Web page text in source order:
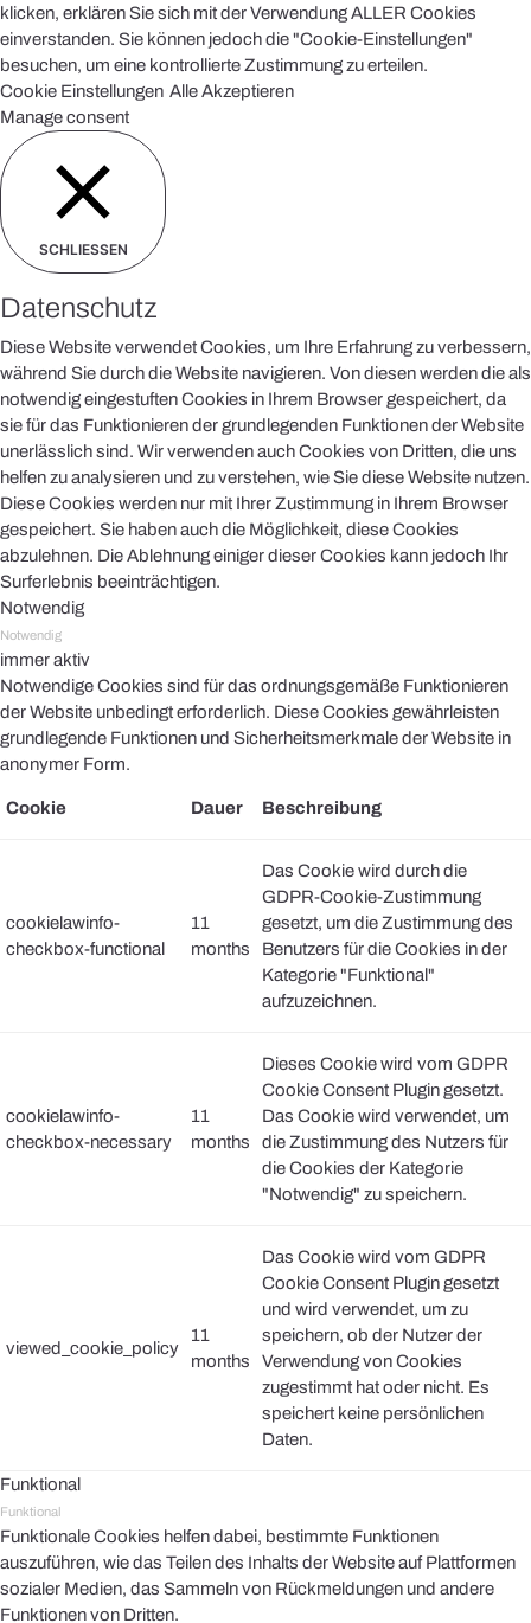
klicken, erklären Sie sich mit der Verwendung ALLER Cookies
einverstanden. Sie können jedoch die "Cookie-Einstellungen"
besuchen, um eine kontrollierte Zustimmung zu erteilen.
Cookie Einstellungen Alle Akzeptieren
Manage consent
SCHLIESSEN
Datenschutz
Diese Website verwendet Cookies, um Ihre Erfahrung zu verbessern,
während Sie durch die Website navigieren. Von diesen werden die als
notwendig eingestuften Cookies in Ihrem Browser gespeichert, da
sie für das Funktionieren der grundlegenden Funktionen der Website
unerlässlich sind. Wir verwenden auch Cookies von Dritten, die uns
helfen zu analysieren und zu verstehen, wie Sie diese Website nutzen.
Diese Cookies werden nur mit Ihrer Zustimmung in Ihrem Browser
gespeichert. Sie haben auch die Möglichkeit, diese Cookies
abzulehnen. Die Ablehnung einiger dieser Cookies kann jedoch Ihr
Surferlebnis beeinträchtigen.
Notwendig
Notwendig
immer aktiv
Notwendige Cookies sind für das ordnungsgemäße Funktionieren
der Website unbedingt erforderlich. Diese Cookies gewährleisten
grundlegende Funktionen und Sicherheitsmerkmale der Website in
anonymer Form.
Cookie Dauer Beschreibung
cookielawinfo-
checkbox-functional
11
months
Das Cookie wird durch die
GDPR-Cookie-Zustimmung
gesetzt, um die Zustimmung des
Benutzers für die Cookies in der
Kategorie "Funktional"
aufzuzeichnen.
cookielawinfo-
checkbox-necessary
11
months
Dieses Cookie wird vom GDPR
Cookie Consent Plugin gesetzt.
Das Cookie wird verwendet, um
die Zustimmung des Nutzers für
die Cookies der Kategorie
"Notwendig" zu speichern.
viewed_cookie_policy
11
months
Das Cookie wird vom GDPR
Cookie Consent Plugin gesetzt
und wird verwendet, um zu
speichern, ob der Nutzer der
Verwendung von Cookies
zugestimmt hat oder nicht. Es
speichert keine persönlichen
Daten.
Funktional
Funktional
Funktionale Cookies helfen dabei, bestimmte Funktionen
auszuführen, wie das Teilen des Inhalts der Website auf Plattformen
sozialer Medien, das Sammeln von Rückmeldungen und andere
Funktionen von Dritten.